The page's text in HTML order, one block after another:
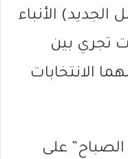
الجديد) الأنباء
تجري بين
الانتخابات
على